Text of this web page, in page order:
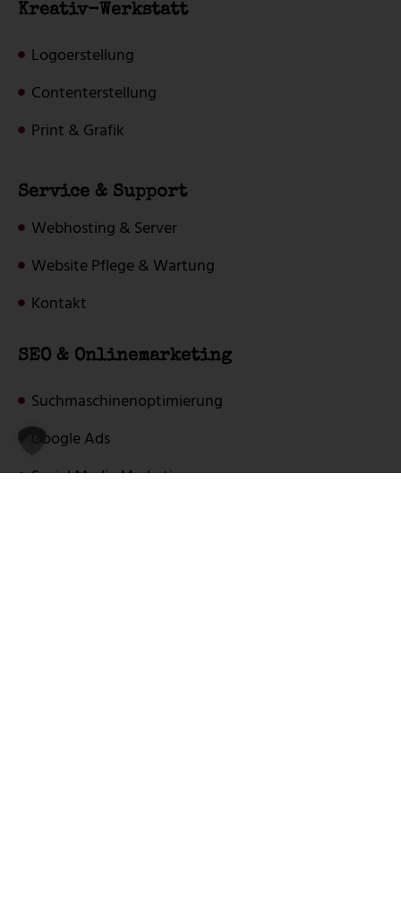
Kreativ-Werkstatt
Logoerstellung
Contenterstellung
Print & Grafik
Service & Support
Webhosting & Server
Website Pflege & Wartung
Kontakt
SEO & Onlinemarketing
Suchmaschinenoptimierung
Google Ads
Social Media Marketing